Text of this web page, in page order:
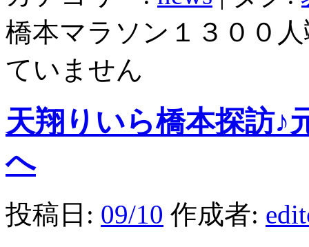
橋本マラソン１３００
ていません
天翔りいら橋本探訪♪
へ
投稿日: 09/10 作成者: